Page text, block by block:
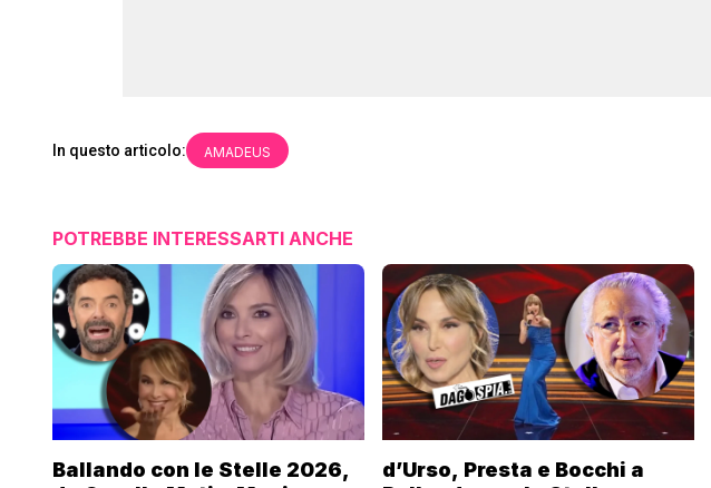
In questo articolo: AMADEUS
POTREBBE INTERESSARTI ANCHE
Ballando con le Stelle 2026,
d’Urso, Presta e Bocchi a